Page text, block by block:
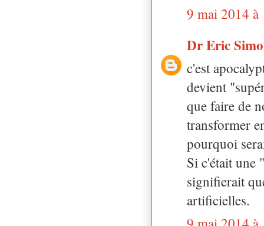
9 mai 2014 à
Dr Eric
c'est
devient
que faire de
transformer
pourquoi
Si c'était une
signifierait
artificielles.